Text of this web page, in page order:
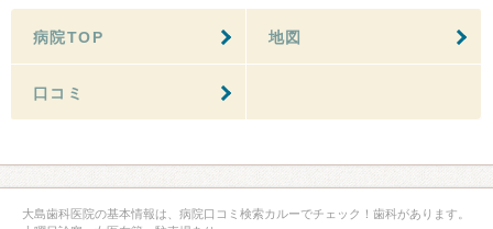
病院TOP 地図
口コミ
大島歯科医院の基本情報は、病院口コミ検索カルーでチェック！歯科があります。